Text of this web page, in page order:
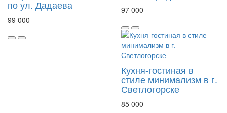
по ул. Дадаева
99 000
97 000
Кухня-гостиная в
стиле минимализм в г.
Светлогорске
85 000